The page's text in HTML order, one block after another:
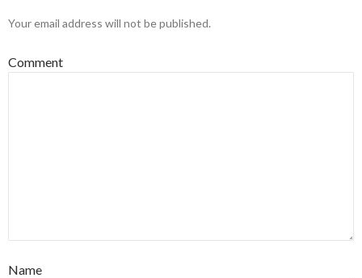
Your email address will not be published.
Comment
Name